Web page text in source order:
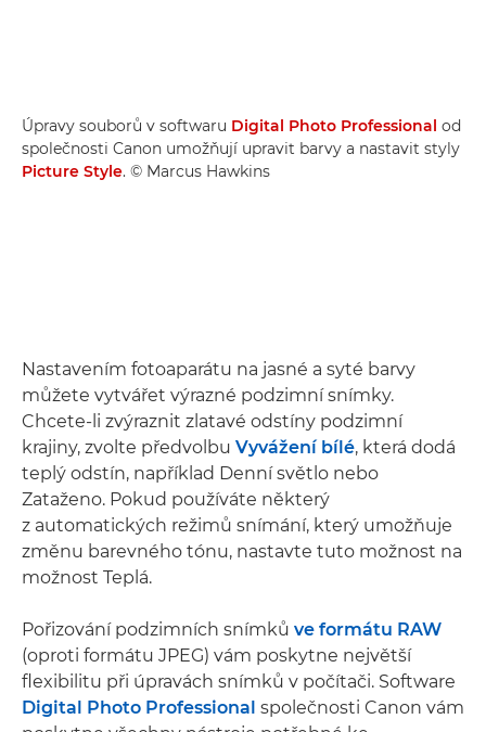
Úpravy souborů v softwaru Digital Photo Professional od
společnosti Canon umožňují upravit barvy a nastavit styly
Picture Style. © Marcus Hawkins
Nastavením fotoaparátu na jasné a syté barvy
můžete vytvářet výrazné podzimní snímky.
Chcete-li zvýraznit zlatavé odstíny podzimní
krajiny, zvolte předvolbu Vyvážení bílé, která dodá
teplý odstín, například Denní světlo nebo
Zataženo. Pokud používáte některý
z automatických režimů snímání, který umožňuje
změnu barevného tónu, nastavte tuto možnost na
možnost Teplá.
Pořizování podzimních snímků ve formátu RAW
(oproti formátu JPEG) vám poskytne největší
flexibilitu při úpravách snímků v počítači. Software
Digital Photo Professional společnosti Canon vám